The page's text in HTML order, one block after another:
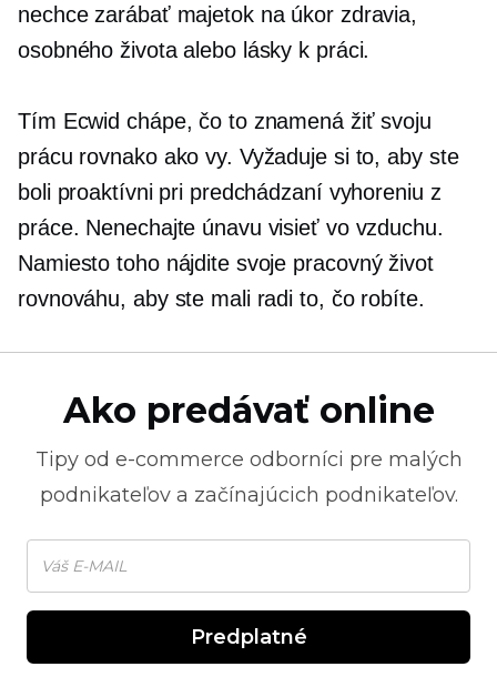
nechce zarábať majetok na úkor zdravia,
osobného života alebo lásky k práci.
Tím Ecwid chápe, čo to znamená žiť svoju
prácu rovnako ako vy. Vyžaduje si to, aby ste
boli proaktívni pri predchádzaní vyhoreniu z
práce. Nenechajte únavu visieť vo vzduchu.
Namiesto toho nájdite svoje pracovný život
rovnováhu, aby ste mali radi to, čo robíte.
Ako predávať online
Tipy od e-commerce odborníci pre malých
podnikateľov a začínajúcich podnikateľov.
Predplatné